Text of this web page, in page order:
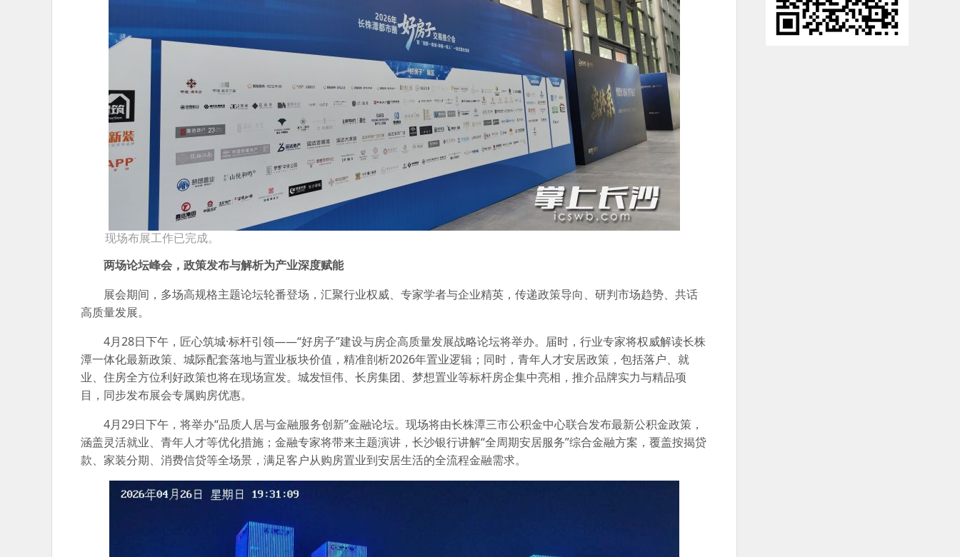
现场布展工作已完成。
两场论坛峰会，政策发布与解析为产业深度赋能
展会期间，多场高规格主题论坛轮番登场，汇聚行业权威、专家学者与企业精英，传递政策导向、研判市场趋势、共话
高质量发展。
4月28日下午，匠心筑城·标杆引领——“好房子”建设与房企高质量发展战略论坛将举办。届时，行业专家将权威解读长株
潭一体化最新政策、城际配套落地与置业板块价值，精准剖析2026年置业逻辑；同时，青年人才安居政策，包括落户、就
业、住房全方位利好政策也将在现场宣发。城发恒伟、长房集团、梦想置业等标杆房企集中亮相，推介品牌实力与精品项
目，同步发布展会专属购房优惠。
4月29日下午，将举办“品质人居与金融服务创新”金融论坛。现场将由长株潭三市公积金中心联合发布最新公积金政策，
涵盖灵活就业、青年人才等优化措施；金融专家将带来主题演讲，长沙银行讲解“全周期安居服务”综合金融方案，覆盖按揭贷
款、家装分期、消费信贷等全场景，满足客户从购房置业到安居生活的全流程金融需求。